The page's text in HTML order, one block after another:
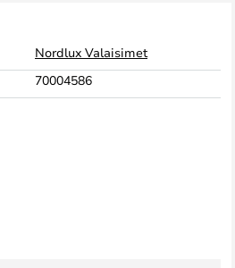
Nordlux Valaisimet
70004586